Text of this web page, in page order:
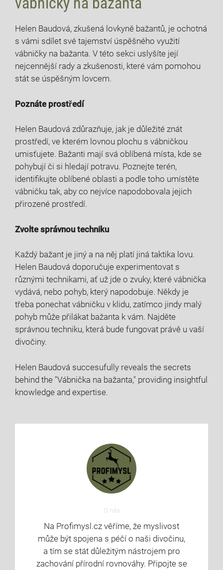
Helen Baudová, zkušená lovkyně bažantů, je ochotná
‍s vámi sdílet⁢ své tajemství úspěšného ​využití
vábničky na ⁤bažanta. V této sekci ​uslyšíte ⁣její
nejcennější ⁢rady a zkušenosti, které vám pomohou
stát se úspěšným lovcem.
Poznáte prostředí
Helen Baudová zdůrazňuje, jak je důležité⁢ znát
prostředí, ve kterém lovnou plochu s vábničkou
umisťujete. Bažanti mají⁣ svá oblíbená⁣ místa,⁣ kde se
pohybují či si hledají potravu. Poznejte terén,
identifikujte oblíbené oblasti​ a podle toho umístěte
vábničku tak, aby co nejvíce napodobovala ⁣jejich
přirozené prostředí.
Zvolte správnou techniku
Každý‍ bažant⁤ je ​jiný a na něj platí‍ jiná taktika lovu.
Helen Baudová doporučuje ⁤experimentovat s
různými technikami, ať už jde o zvuky, které vábnička‌
vydává, nebo pohyb, který napodobuje. Někdy je
třeba ponechat vábničku v ​klidu, zatímco jindy‌ malý
pohyb může‍ přilákat bažanta k vám. Najděte
správnou techniku, která bude fungovat právě u vaší
divočiny.
Helen Baudová succesufully reveals the secrets
behind the "Vábnička na bažanta," providing insightful
knowledge ⁣and expertise.
O nás
Na Profimysl.cz věříme, že myslivost
může být spojena s péčí o naši divočinu,
a tím se stát důležitým nástrojem pro
zachování přírodní rovnováhy. Připojte se